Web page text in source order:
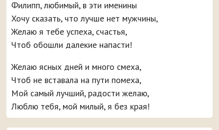
Филипп, любимый, в эти именины
Хочу сказать, что лучше нет мужчины,
Желаю я тебе успеха, счастья,
Чтоб обошли далекие напасти!
Желаю ясных дней и много смеха,
Чтоб не вставала на пути помеха,
Мой самый лучший, радости желаю,
Люблю тебя, мой милый, я без края!